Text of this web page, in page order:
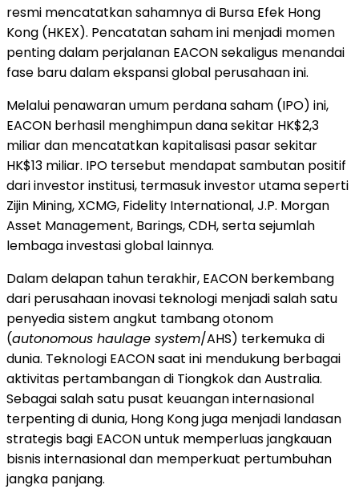
resmi mencatatkan sahamnya di Bursa Efek Hong
Kong (HKEX). Pencatatan saham ini menjadi momen
penting dalam perjalanan EACON sekaligus menandai
fase baru dalam ekspansi global perusahaan ini.
Melalui penawaran umum perdana saham (IPO) ini,
EACON berhasil menghimpun dana sekitar HK$2,3
miliar dan mencatatkan kapitalisasi pasar sekitar
HK$13 miliar. IPO tersebut mendapat sambutan positif
dari investor institusi, termasuk investor utama seperti
Zijin Mining, XCMG, Fidelity International, J.P. Morgan
Asset Management, Barings, CDH, serta sejumlah
lembaga investasi global lainnya.
Dalam delapan tahun terakhir, EACON berkembang
dari perusahaan inovasi teknologi menjadi salah satu
penyedia sistem angkut tambang otonom
(autonomous haulage system/AHS) terkemuka di
dunia. Teknologi EACON saat ini mendukung berbagai
aktivitas pertambangan di Tiongkok dan Australia.
Sebagai salah satu pusat keuangan internasional
terpenting di dunia, Hong Kong juga menjadi landasan
strategis bagi EACON untuk memperluas jangkauan
bisnis internasional dan memperkuat pertumbuhan
jangka panjang.